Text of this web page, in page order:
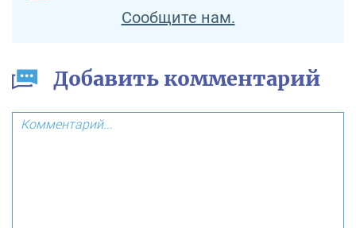
Сообщите нам.
Добавить комментарий